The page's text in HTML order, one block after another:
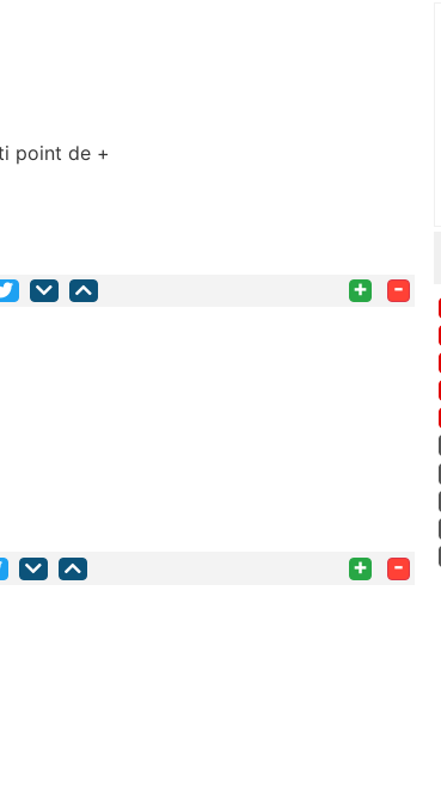
point de +
+ -
+ -